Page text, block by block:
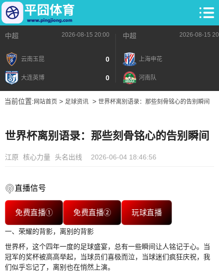
中超 2026-08-15 20:00
云南玉昆 0
大连英博 0
中超 2026-08-15
上海申花
河南队
当前位置: 网站首页> 足球资讯> 世界杯离别语录：那些刻骨铭心的告别瞬间
世界杯离别语录：那些刻骨铭心的告别瞬间
江原 核心力量 头名出线 2026-06-04 18:46:56
直播信号
免费直播① 免费直播② 玩球直播
一、荣耀的背影，离别的背影
世界杯，这个四年一度的足球盛宴，总有一些瞬间让人铭记于心。当
冠军的奖杯被高高举起，当球员们喜极而泣，当球迷们疯狂庆祝，我
们似乎忘记了，离别也在悄然上演。